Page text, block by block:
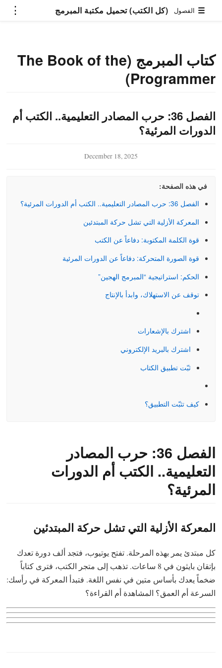
كيفية التثبيت:
☰ الفصول (كل الكتب) تحميل مكتبة المبرمج ⋮
كتاب المبرمج (The Book of the
Programmer)
الفصل 36: حرب المصادر التعليمية.. الكتب أم
الدورات المرئية؟
December 18, 2025
في هذه الصفحة:
الفصل 36: حرب المصادر التعليمية.. الكتب أم الدورات المرئية؟
المعركة الأزلية التي تشل حركة المبتدئين
قوة الكلمة المكتوبة: دفاعاً عن الكتب
قوة الصورة المتحركة: دفاعاً عن الدورات المرئية
الحكم: استراتيجية “المبرمج الهجين”
توقف عن الاستهلاك، وابدأ بالإنتاج
اشترك بالإشعارات
اشترك بالبريد الإلكتروني
ثبّت تطبيق الكتاب
كيف تثبّت التطبيق؟
الفصل 36: حرب المصادر
التعليمية.. الكتب أم الدورات
المرئية؟
المعركة الأزلية التي تشل حركة المبتدئين
كل مبتدئ يمر بهذه المرحلة. تفتح يوتيوب، فتجد ألف دورة تعدك
بإتقان بايثون في 8 ساعات. تذهب إلى متجر الكتب، فترى كتاباً
ضخماً يعدك بأساس متين في نفس اللغة. فتبدأ المعركة في رأسك:
السرعة أم العمق؟ المشاهدة أم القراءة؟
تعلم البرمجة بلغة بايثون
فن هندسة التوجيه
(Prompt Engineering)